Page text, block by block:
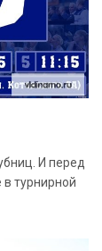
И перед
турнирной